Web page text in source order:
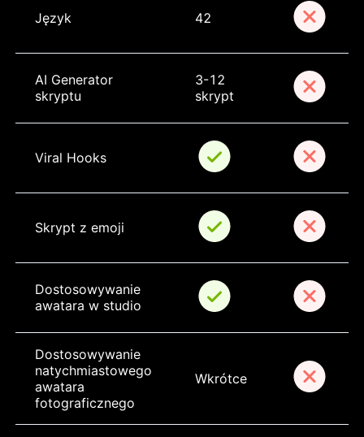
Język 42
AI Generator
skryptu
3-12
skrypt
Viral Hooks
Skrypt z emoji
Dostosowywanie
awatara w studio
Dostosowywanie
natychmiastowego
awatara
fotograficznego
Wkrótce